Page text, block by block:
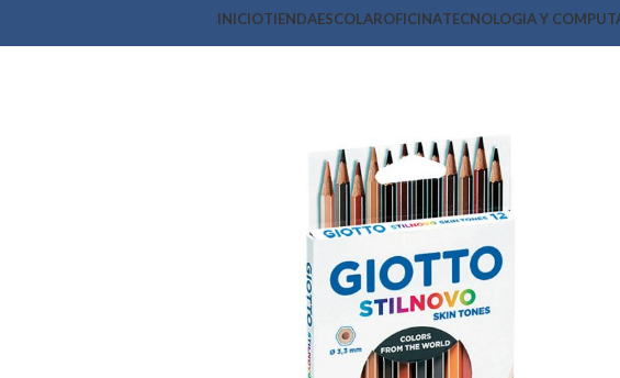
INICIOTIENDAESCOLAROFICINATECNOLOGIA Y